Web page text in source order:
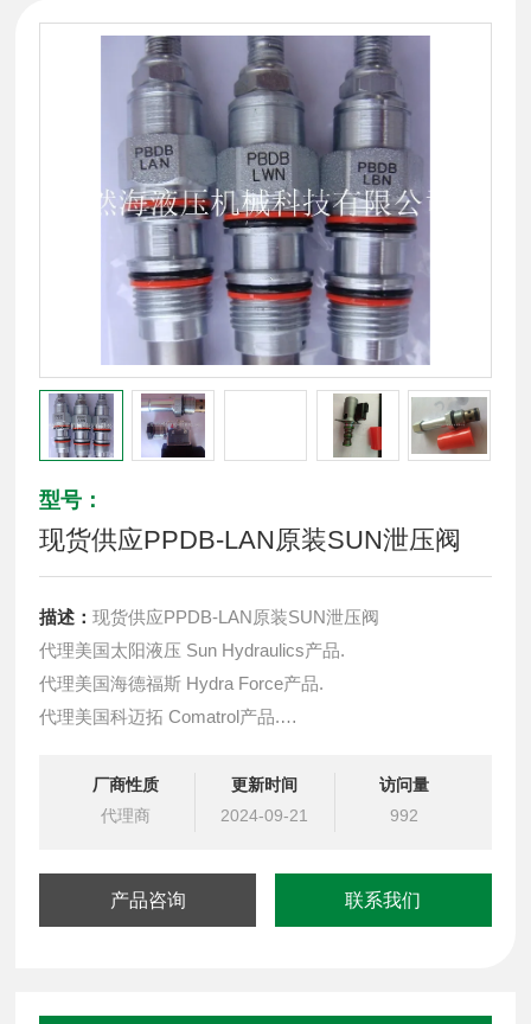
型号：
现货供应PPDB-LAN原装SUN泄压阀
描述：现货供应PPDB-LAN原装SUN泄压阀
代理美国太阳液压 Sun Hydraulics产品.
代理美国海德福斯 Hydra Force产品.
代理美国科迈拓 Comatrol产品.
提供油路系统设计,油路块设计,阀块设计与选型
液压油缸，经销力士乐、派克、中国台湾北部等液压元件
厂商性质
代理商
更新时间
2024-09-21
访问量
992
产品咨询 联系我们